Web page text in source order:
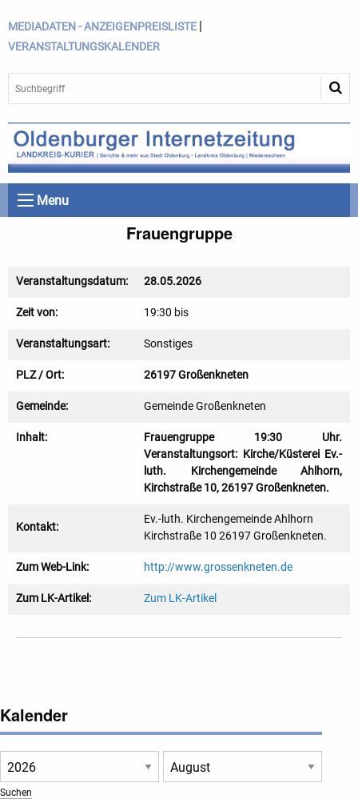
MEDIADATEN - ANZEIGENPREISLISTE |
VERANSTALTUNGSKALENDER
Menu
Frauengruppe
Veranstaltungsdatum: 28.05.2026
Zeit von: 19:30 bis
Veranstaltungsart: Sonstiges
PLZ / Ort: 26197 Großenkneten
Gemeinde: Gemeinde Großenkneten
Inhalt:
Frauengruppe 19:30 Uhr.
Veranstaltungsort: Kirche/Küsterei Ev.-
luth. Kirchengemeinde Ahlhorn,
Kirchstraße 10, 26197 Großenkneten.
Kontakt:
Ev.-luth. Kirchengemeinde Ahlhorn
Kirchstraße 10 26197 Großenkneten.
Zum Web-Link: http://www.grossenkneten.de
Zum LK-Artikel: Zum LK-Artikel
Kalender